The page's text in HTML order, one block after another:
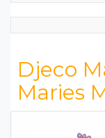
Djeco
Maries